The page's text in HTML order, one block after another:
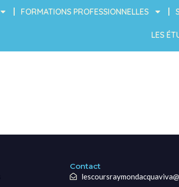
FORMATIONS PROFESSIONNELLES
LES
Contact